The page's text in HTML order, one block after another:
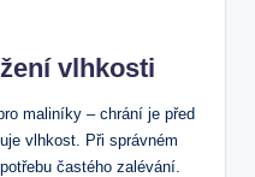
vlhkosti
maliníky – chrání je před
vlhkost. Při správném
častého zalévání.